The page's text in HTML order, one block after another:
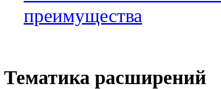
преимущества
Тематика расширений